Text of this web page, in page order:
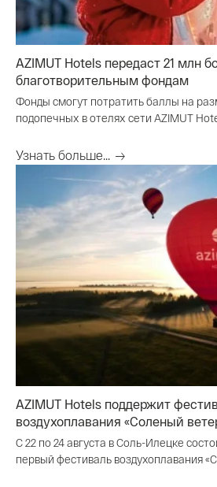
AZIMUT Hotels передаст 21 млн
благотворительным фондам
Фонды смогут потратить баллы на
подопечных в отелях сети AZIMUT
Узнать больше...
AZIMUT Hotels поддержит
воздухоплавания «Соленый
С 22 по 24 августа в Соль-Илецке
первый фестиваль воздухоплавания